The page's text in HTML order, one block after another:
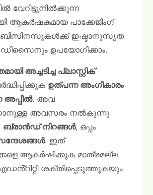
ആകർഷകമായ പാക്കേജിംഗ്
ബിസിനസുകൾക്ക് ഇഷ്ടാനുസൃത
ഡിസൈനും ഉപയോഗിക്കാം.
അച്ചടിച്ച പ്ലാസ്റ്റിക്
ഉത്പന്ന അംഗീകാരം
അപ്പീൽ. അവ
അവസരം നൽകുന്നു
ബ്രാൻഡ് നിറങ്ങൾ, ഒപ്പം
സന്ദേശങ്ങൾ. ഇത്
ആകർഷിക്കുക മാത്രമല്ല
ശക്തിപ്പെടുത്തുകയും